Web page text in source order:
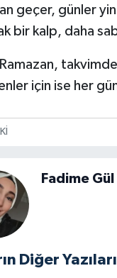
geçer, günler
bir kalp, daha
takvimde
için ise her
Fadime
Diğer Yazıları